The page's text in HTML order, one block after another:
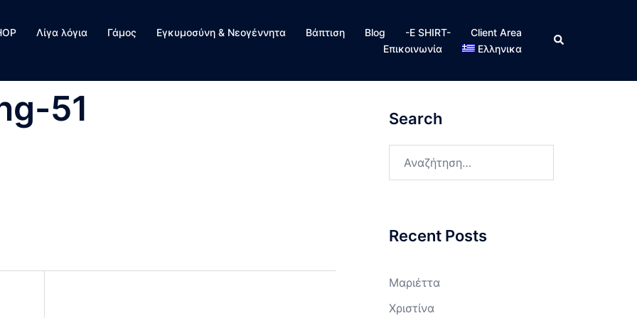
Λίγα λόγια Γάμος Εγκυμοσύνη & Νεογέννητα Βάπτιση Blog -E SHIRT-
Client Area
Επικοινωνία
Ελληνικα
Search
51 Search
Recent Posts
Μαριέττα
Χριστίνα